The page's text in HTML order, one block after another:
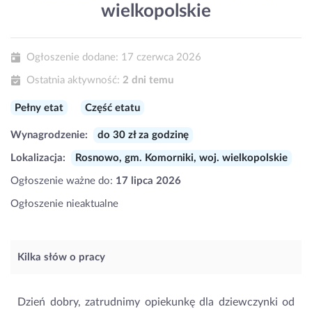
wielkopolskie
Ogłoszenie dodane: 17 czerwca 2026
Ostatnia aktywność: 2 dni temu
Pełny etat Część etatu
Wynagrodzenie: do 30 zł za godzinę
Lokalizacja: Rosnowo, gm. Komorniki, woj. wielkopolskie
Ogłoszenie ważne do: 17 lipca 2026
Ogłoszenie nieaktualne
Kilka słów o pracy
Dzień dobry, zatrudnimy opiekunkę dla dziewczynki od